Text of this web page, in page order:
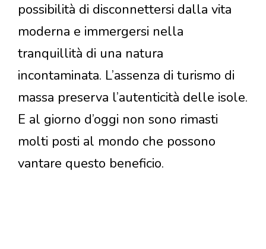
possibilità di disconnettersi dalla vita
moderna e immergersi nella
tranquillità di una natura
incontaminata. L’assenza di turismo di
massa preserva l’autenticità delle isole.
E al giorno d’oggi non sono rimasti
molti posti al mondo che possono
vantare questo beneficio.